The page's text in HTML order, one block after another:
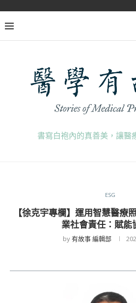
書寫白袍內的真善美，讓醫
ESG
【徐克宇專欄】運用智慧醫療
業社會責任：賦能
by有故事 編輯部